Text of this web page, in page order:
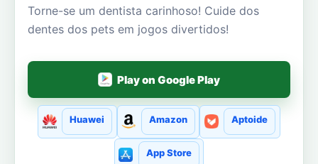
Torne-se um dentista carinhoso! Cuide dos
dentes dos pets em jogos divertidos!
Play on Google Play
Huawei Amazon Aptoide
App Store